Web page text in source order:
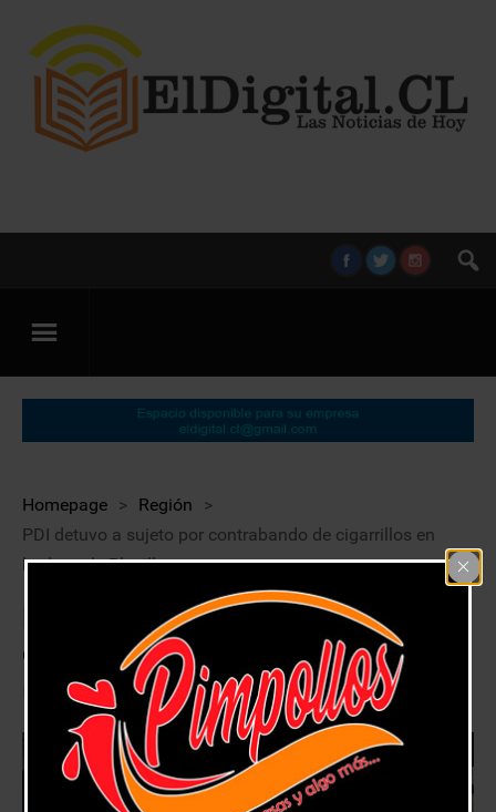
Homepage > Región
>
PDI detuvo a sujeto por contrabando de cigarrillos en
bodega de Placilla
PDI detuvo a sujeto por contrabando
de cigarrillos en bodega de Placilla
22 abril, 2021 Región